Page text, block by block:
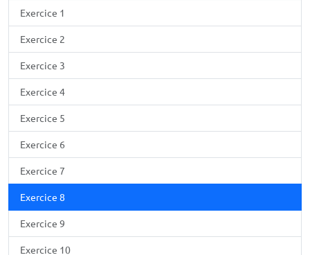
Exercice 1
Exercice 2
Exercice 3
Exercice 4
Exercice 5
Exercice 6
Exercice 7
Exercice 8
Exercice 9
Exercice 10